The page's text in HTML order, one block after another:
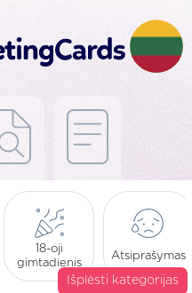
18-oji
gimtadienis
Atsiprašymas
Išplėsti kategorijas